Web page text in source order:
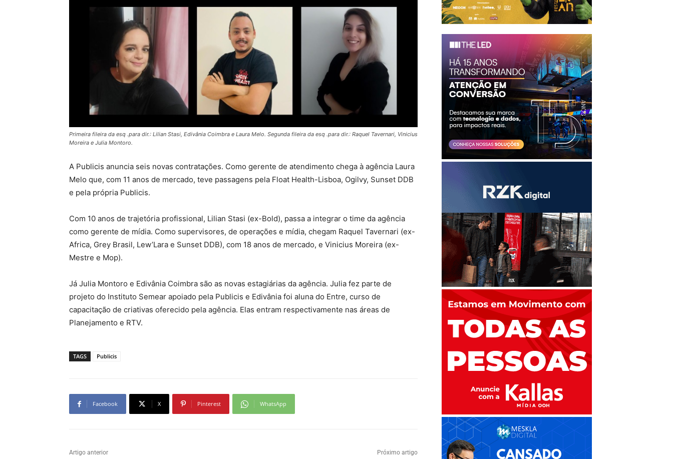
Primeira fileira da esq .para dir.: Lilian Stasi, Edivânia Coimbra e Laura Melo. Segunda fileira da esq .para dir.: Raquel Tavernari, Vinicius
Moreira e Julia Montoro.
A Publicis anuncia seis novas contratações. Como gerente de atendimento chega à agência Laura
Melo que, com 11 anos de mercado, teve passagens pela Float Health-Lisboa, Ogilvy, Sunset DDB
e pela própria Publicis.
Com 10 anos de trajetória profissional, Lilian Stasi (ex-Bold), passa a integrar o time da agência
como gerente de mídia. Como supervisores, de operações e mídia, chegam Raquel Tavernari (ex-
Africa, Grey Brasil, Lew’Lara e Sunset DDB), com 18 anos de mercado, e Vinicius Moreira (ex-
Mestre e Mop).
Já Julia Montoro e Edivânia Coimbra são as novas estagiárias da agência. Julia fez parte de
projeto do Instituto Semear apoiado pela Publicis e Edivânia foi aluna do Entre, curso de
capacitação de criativas oferecido pela agência. Elas entram respectivamente nas áreas de
Planejamento e RTV.
TAGS Publicis
Facebook X Pinterest WhatsApp
Artigo anterior Próximo artigo